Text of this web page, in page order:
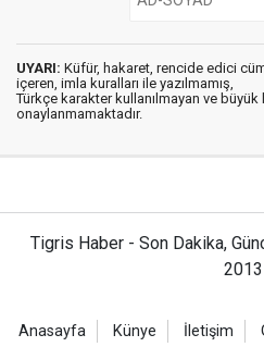
UYARI: Küfür, hakaret, rencide edici
içeren, imla kuralları ile yazılmamış,
Türkçe karakter kullanılmayan ve büyük
onaylanmamaktadır.
Tigris Haber - Son Dakika,
2013
Anasayfa Künye İletişim